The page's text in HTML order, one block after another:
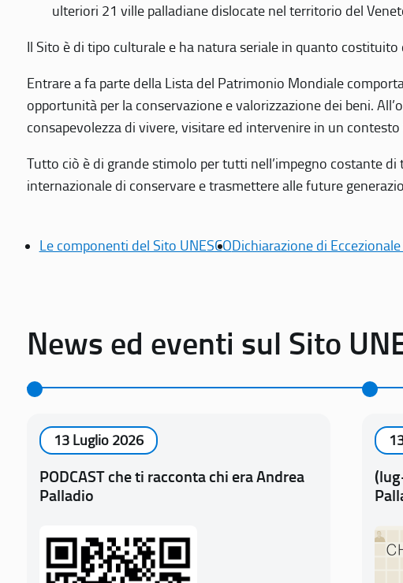
ulteriori 21 ville palladiane dislocate nel territorio del
Il Sito è di tipo culturale e ha natura seriale in quanto
Entrare a fa parte della Lista del Patrimonio Mondiale
opportunità per la conservazione e valorizzazione dei beni.
consapevolezza di vivere, visitare ed intervenire in un
Tutto ciò è di grande stimolo per tutti nell’impegno costante
internazionale di conservare e trasmettere alle future
Le componenti del Sito UNESCODichiarazione di
News ed eventi sul Sito
13 Luglio 2026
PODCAST che ti racconta chi era Andrea
Palladio